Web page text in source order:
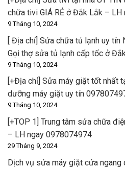
chữa tivi GIÁ RẺ ở Đắk Lắk – LH
9 Tháng 10, 2024
[ Địa chỉ] Sửa chữa tủ lạnh uy tín
Gọi thợ sửa tủ lạnh cấp tốc ở
9 Tháng 10, 2024
[+Địa chỉ] Sửa máy giặt tốt nhất
dưỡng máy giặt uy tín
9 Tháng 10, 2024
[+TOP 1] Trung tâm sửa chữa
– LH ngay 0978074974
29 Tháng 9, 2024
Dịch vụ sửa máy giặt cửa ngang